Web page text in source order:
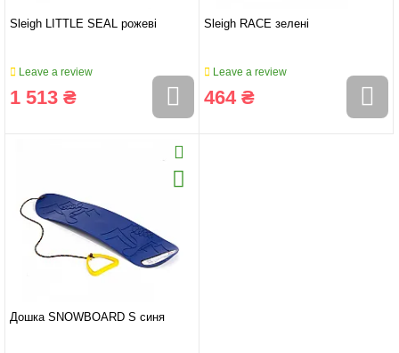
Sleigh LITTLE SEAL рожеві
Leave a review
1 513 ₴
Sleigh RACE зелені
Leave a review
464 ₴
Дошка SNOWBOARD S синя